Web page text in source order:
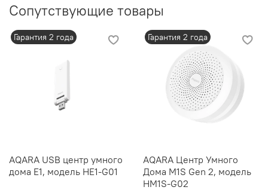
Сопутствующие товары
Гарантия 2 года
AQARA USB центр умного
дома E1, модель HE1-G01
Гарантия 2 года
AQARA Центр Умного
Дома M1S Gen 2, модель
HM1S-G02